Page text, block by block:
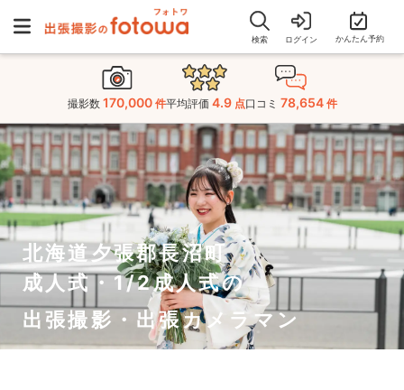
検索 ログイン かんたん予約
撮影数 170,000 件平均評価 4.9 点口コミ 78,654 件
北海道夕張郡長沼町
成人式・1/2成人式の
出張撮影・出張カメラマン